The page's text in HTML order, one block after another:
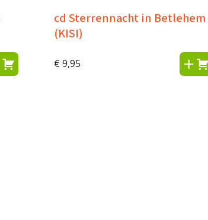
cd Sterrennacht in Betlehem
(KISI)
€ 9,95